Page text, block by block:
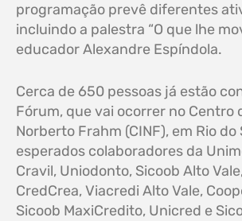
programação prevê diferentes
incluindo a palestra “O que lhe
educador Alexandre Espíndola.
Cerca de 650 pessoas já estão
Fórum, que vai ocorrer no Centro
Norberto Frahm (CINF), em Rio do
esperados colaboradores da
Cravil, Uniodonto, Sicoob Alto
CredCrea, Viacredi Alto Vale,
Sicoob MaxiCredito, Unicred e